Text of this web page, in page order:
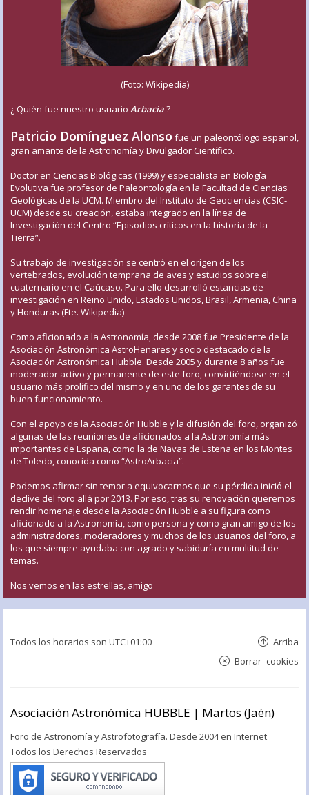
(Foto: Wikipedia)
¿ Quién fue nuestro usuario Arbacia?
Patricio Domínguez Alonso fue un paleontólogo español,
gran amante de la Astronomía y Divulgador Científico.
Doctor en Ciencias Biológicas (1999) y especialista en Biología
Evolutiva fue profesor de Paleontología en la Facultad de Ciencias
Geológicas de la UCM. Miembro del Instituto de Geociencias (CSIC-
UCM) desde su creación, estaba integrado en la línea de
Investigación del Centro “Episodios críticos en la historia de la
Tierra”.
Su trabajo de investigación se centró en el origen de los
vertebrados, evolución temprana de aves y estudios sobre el
cuaternario en el Caúcaso. Para ello desarrolló estancias de
investigación en Reino Unido, Estados Unidos, Brasil, Armenia, China
y Honduras (Fte. Wikipedia)
Como aficionado a la Astronomía, desde 2008 fue Presidente de la
Asociación Astronómica AstroHenares y socio destacado de la
Asociación Astronómica Hubble. Desde 2005 y durante 8 años fue
moderador activo y permanente de este foro, convirtiéndose en el
usuario más prolífico del mismo y en uno de los garantes de su
buen funcionamiento.
Con el apoyo de la Asociación Hubble y la difusión del foro, organizó
algunas de las reuniones de aficionados a la Astronomía más
importantes de España, como la de Navas de Estena en los Montes
de Toledo, conocida como “AstroArbacia”.
Podemos afirmar sin temor a equivocarnos que su pérdida inició el
declive del foro allá por 2013. Por eso, tras su renovación queremos
rendir homenaje desde la Asociación Hubble a su figura como
aficionado a la Astronomía, como persona y como gran amigo de los
administradores, moderadores y muchos de los usuarios del foro, a
los que siempre ayudaba con agrado y sabiduría en multitud de
temas.
Nos vemos en las estrellas, amigo
Todos los horarios son UTC+01:00 Arriba
Borrar cookies
Asociación Astronómica HUBBLE | Martos (Jaén)
Foro de Astronomía y Astrofotografía. Desde 2004 en Internet
Todos los Derechos Reservados